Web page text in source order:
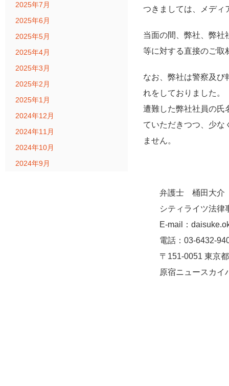
2025年7月
2025年6月
2025年5月
2025年4月
2025年3月
2025年2月
2025年1月
2024年12月
2024年11月
2024年10月
2024年9月
つきましては、メディ
当面の間、弊社、弊社
等に対する直接のご取
なお、弊社は警察及び
れをしておりました。
遭難した弊社社員の氏
ていただきつつ、少な
ません。
弁護士 桶田大介
シティライツ法律
E-mail：
電話：03-6432-
〒151-0051 東京
原宿ニュースカイ